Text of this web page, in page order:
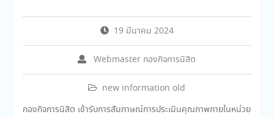
19 มีนาคม 2024
Webmaster กองกิจการนิสิต
new information old
กองกิจการนิสิต เข้ารับการสัมภาษณ์การประเมินคุณภาพภายในหน่วย